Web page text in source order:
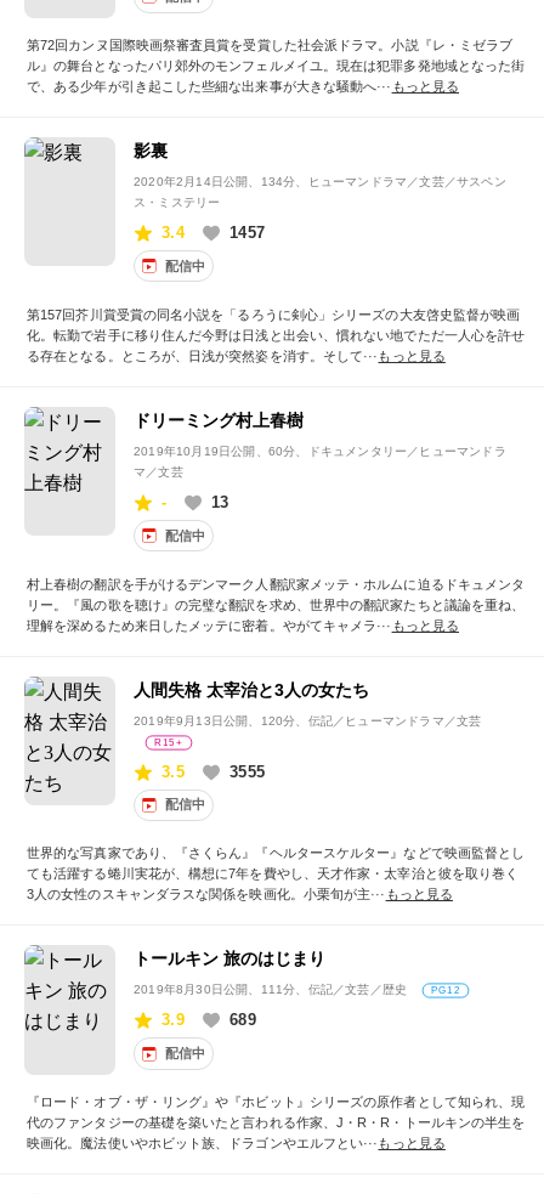
第72回カンヌ国際映画祭審査員賞を受賞した社会派ドラマ。小説『レ・ミゼラブ
ル』の舞台となったパリ郊外のモンフェルメイユ。現在は犯罪多発地域となった街
で、ある少年が引き起こした些細な出来事が大きな騒動へ··· もっと見る
影裏
2020年2月14日公開
、134分、ヒューマンドラマ／文芸／サスペン
ス・ミステリー
3.4 1457
配信中
第157回芥川賞受賞の同名小説を「るろうに剣心」シリーズの大友啓史監督が映画
化。転勤で岩手に移り住んだ今野は日浅と出会い、慣れない地でただ一人心を許せ
る存在となる。ところが、日浅が突然姿を消す。そして··· もっと見る
ドリーミング村上春樹
2019年10月19日公開
、60分、ドキュメンタリー／ヒューマンドラ
マ／文芸
- 13
配信中
村上春樹の翻訳を手がけるデンマーク人翻訳家メッテ・ホルムに迫るドキュメンタ
リー。『風の歌を聴け』の完璧な翻訳を求め、世界中の翻訳家たちと議論を重ね、
理解を深めるため来日したメッテに密着。やがてキャメラ··· もっと見る
人間失格 太宰治と3人の女たち
2019年9月13日公開 、120分、伝記／ヒューマンドラマ／文芸
R15+
3.5 3555
配信中
世界的な写真家であり、『さくらん』『ヘルタースケルター』などで映画監督とし
ても活躍する蜷川実花が、構想に7年を費やし、天才作家・太宰治と彼を取り巻く
3人の女性のスキャンダラスな関係を映画化。小栗旬が主··· もっと見る
トールキン 旅のはじまり
2019年8月30日公開、111分、伝記／文芸／歴史 PG12
3.9 689
配信中
『ロード・オブ・ザ・リング』や『ホビット』シリーズの原作者として知られ、現
代のファンタジーの基礎を築いたと言われる作家、J・R・R・トールキンの半生を
映画化。魔法使いやホビット族、ドラゴンやエルフとい··· もっと見る